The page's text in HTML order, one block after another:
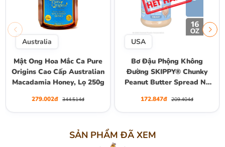
Australia
Mật Ong Hoa Mắc Ca Pure
Origins Cao Cấp Australian
Macadamia Honey, Lọ 250g
279.002đ 344.514đ
USA
Bơ Đậu Phộng Không
Đường SKIPPY® Chunky
Peanut Butter Spread No
(16 Oz.)
172.847đ 209.404đ
SẢN PHẨM ĐÃ XEM